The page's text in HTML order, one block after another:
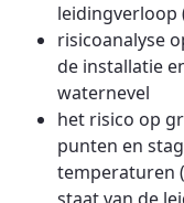
leidingverloop
risicoanalyse
de installatie
waternevel
het risico op
punten en
temperaturen